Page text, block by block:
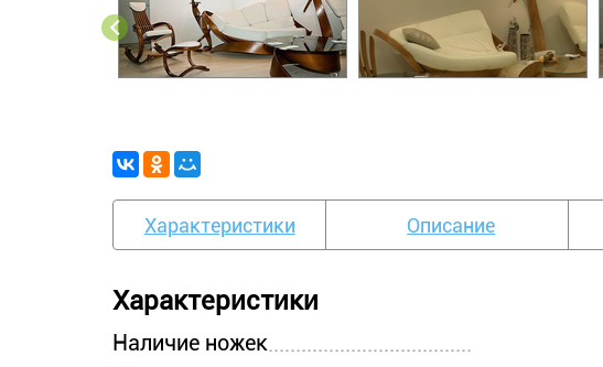
Характеристики Описание
Характеристики
Наличие ножек